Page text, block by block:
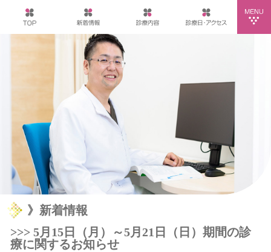
》新着情報
>>> 5月15日（月）～5月21日（日）期間の診
療に関するお知らせ